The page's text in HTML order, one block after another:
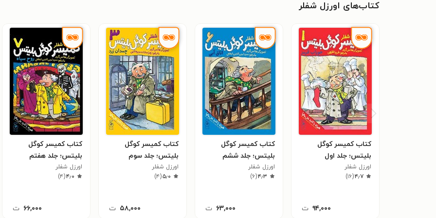
کتاب‌های اورزل شفلر
کتاب کمیسر کوگل
بلیتس؛ جلد اول
اورزل شفلر
۴٫۷(۱۶)
۹۴,۰۰۰ ت
کتاب کمیسر کوگل
بلیتس؛ جلد ششم
اورزل شفلر
۴٫۳(۶)
۶۳,۰۰۰ ت
کتاب کمیسر کوگل
بلیتس؛ جلد سوم
اورزل شفلر
۵٫۰(۴)
۵۸,۰۰۰ ت
کتاب کمیسر کوگل
بلیتس؛ جلد هفتم
اورزل شفلر
۴٫۰(۴)
۶۶,۰۰۰ ت